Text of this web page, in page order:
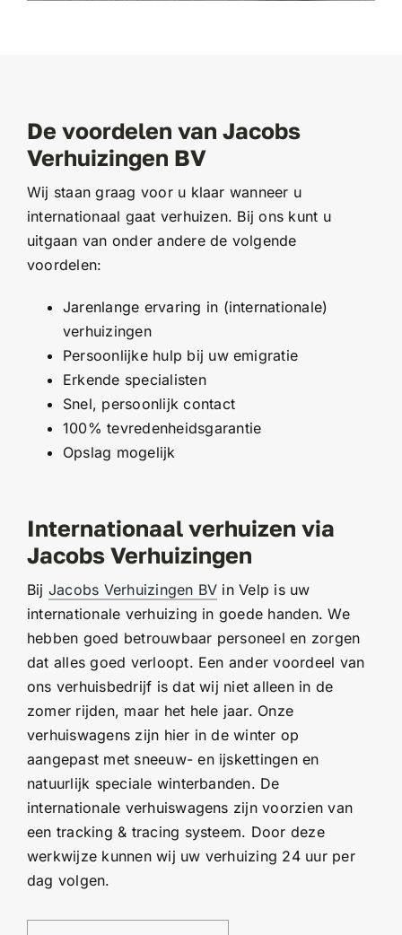
De voordelen van Jacobs
Verhuizingen BV
Wij staan graag voor u klaar wanneer u
internationaal gaat verhuizen. Bij ons kunt u
uitgaan van onder andere de volgende
voordelen:
Jarenlange ervaring in (internationale)
verhuizingen
Persoonlijke hulp bij uw emigratie
Erkende specialisten
Snel, persoonlijk contact
100% tevredenheidsgarantie
Opslag mogelijk
Internationaal verhuizen via
Jacobs Verhuizingen
Bij Jacobs Verhuizingen BV in Velp is uw
internationale verhuizing in goede handen. We
hebben goed betrouwbaar personeel en zorgen
dat alles goed verloopt. Een ander voordeel van
ons verhuisbedrijf is dat wij niet alleen in de
zomer rijden, maar het hele jaar. Onze
verhuiswagens zijn hier in de winter op
aangepast met sneeuw- en ijskettingen en
natuurlijk speciale winterbanden. De
internationale verhuiswagens zijn voorzien van
een tracking & tracing systeem. Door deze
werkwijze kunnen wij uw verhuizing 24 uur per
dag volgen.